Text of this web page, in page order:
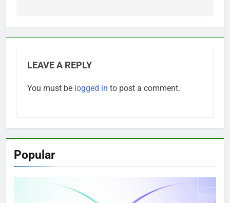
LEAVE A REPLY
You must be logged in to post a comment.
Popular